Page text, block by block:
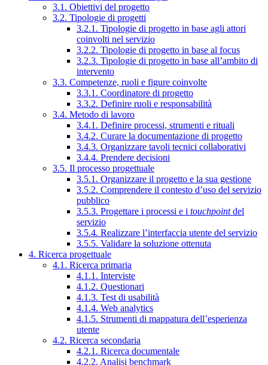
3.1. Obiettivi del progetto
3.2. Tipologie di progetti
3.2.1. Tipologie di progetto in base agli attori
coinvolti nel servizio
3.2.2. Tipologie di progetto in base al focus
3.2.3. Tipologie di progetto in base all’ambito di
intervento
3.3. Competenze, ruoli e figure coinvolte
3.3.1. Coordinatore di progetto
3.3.2. Definire ruoli e responsabilità
3.4. Metodo di lavoro
3.4.1. Definire processi, strumenti e rituali
3.4.2. Curare la documentazione di progetto
3.4.3. Organizzare tavoli tecnici collaborativi
3.4.4. Prendere decisioni
3.5. Il processo progettuale
3.5.1. Organizzare il progetto e la sua gestione
3.5.2. Comprendere il contesto d’uso del servizio
pubblico
3.5.3. Progettare i processi e i touchpointdel
servizio
3.5.4. Realizzare l’interfaccia utente del servizio
3.5.5. Validare la soluzione ottenuta
4. Ricerca progettuale
4.1. Ricerca primaria
4.1.1. Interviste
4.1.2. Questionari
4.1.3. Test di usabilità
4.1.4. Web analytics
4.1.5. Strumenti di mappatura dell’esperienza
utente
4.2. Ricerca secondaria
4.2.1. Ricerca documentale
4.2.2. Analisi benchmark